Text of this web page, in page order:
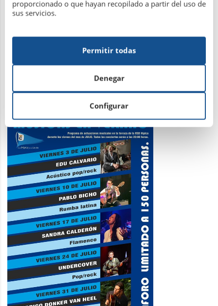
Músicas en Verano – R.S.D Hípica de
La Coruña
2 de julio de 2020
proporcionado o que hayan recopilado a partir del uso de
sus servicios.
Configurar
Denegar
Permitir todas